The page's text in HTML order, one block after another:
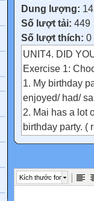
Dung lượng:
Số lượt tải: 449
Số lượt thích: 0
UNIT4. DID
Exercise 1:
1. My birthday
enjoyed/ had/
2. Mai has a lot
birthday party. (
3. To remember
4. I travelled
bicycle/
Kích thước font